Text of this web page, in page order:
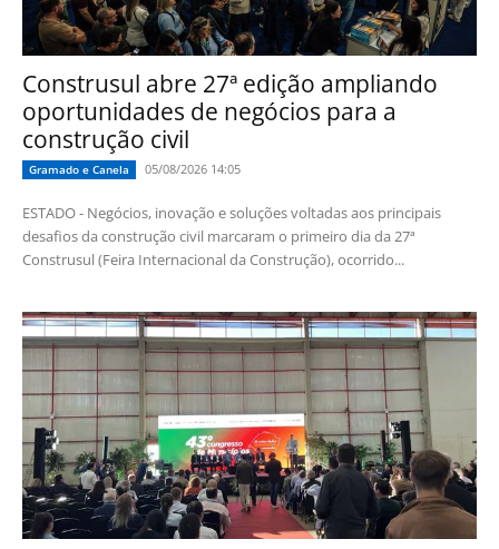
Construsul abre 27ª edição ampliando
oportunidades de negócios para a
construção civil
Gramado e Canela 05/08/2026 14:05
ESTADO - Negócios, inovação e soluções voltadas aos principais
desafios da construção civil marcaram o primeiro dia da 27ª
Construsul (Feira Internacional da Construção), ocorrido...